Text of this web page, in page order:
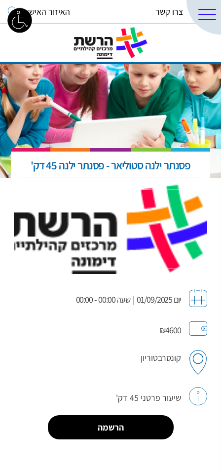
צרו קשר האיזור האישי
פסנתר ילנה סטוליאר - פסנתר ילנה 45 דק'
יום 01/09/2025 | שעה 00:00 - 00:00
₪4600
קונסרבטוריון
שיעור פרטני 45 דק'
הרשמה